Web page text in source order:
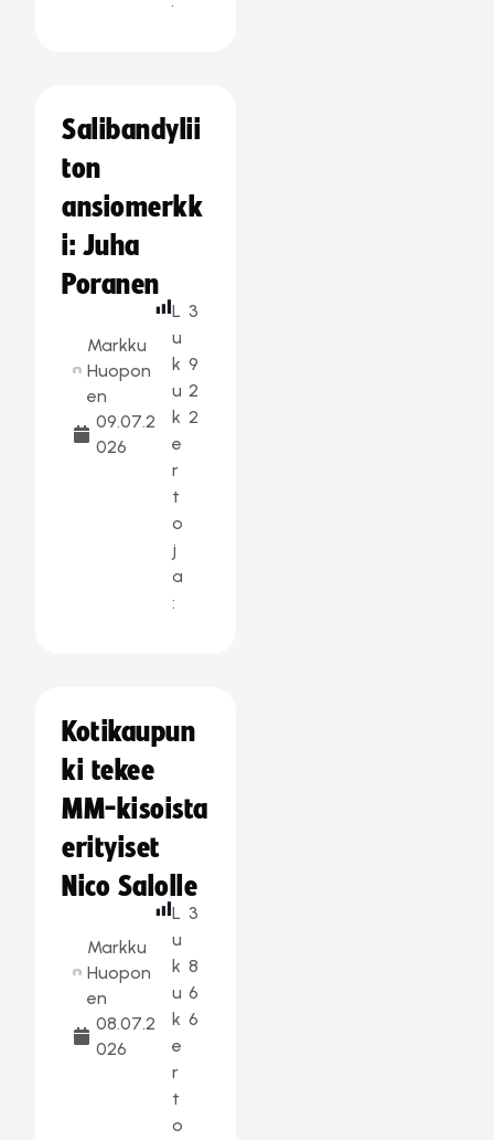
Salibandylii
ton
ansiomerkk
i: Juha
Poranen
Markku
Huopon
en
09.07.2
026
L
u
k
u
k
e
r
t
o
j
a
:
3
9
2
2
Kotikaupun
ki tekee
MM-kisoista
erityiset
Nico Salolle
Markku
Huopon
en
08.07.2
026
L
u
k
u
k
e
r
t
o
3
8
6
6